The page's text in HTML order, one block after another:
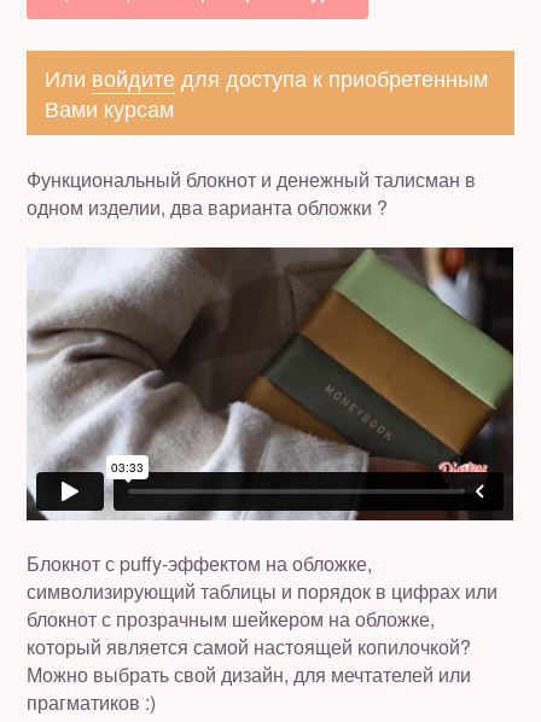
Полезное бесплатно
Для магазинов
Порция вдохновения
Или войдите для доступа к приобретенным
Вами курсам
Функциональный блокнот и денежный талисман в
одном изделии, два варианта обложки ?
Блокнот с puffy-эффектом на обложке,
символизирующий таблицы и порядок в цифрах или
блокнот с прозрачным шейкером на обложке,
который является самой настоящей копилочкой?
Можно выбрать свой дизайн, для мечтателей или
прагматиков :)